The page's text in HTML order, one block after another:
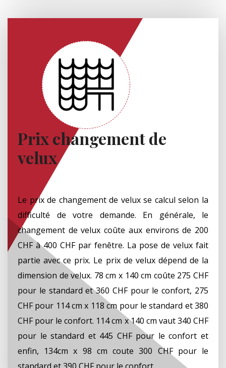
Prix changement de
velux
Le prix de changement de velux se calcul selon la
difficulté de votre demande. En générale, le
changement de velux coûte aux environs de 200
CHF à 400 CHF par fenêtre. La pose de velux fait
partie avec ce prix. Le prix de velux dépend de la
dimension de velux. 78 cm x 140 cm coûte 275 CHF
pour le standard et 360 CHF pour le confort, 275
CHF pour 114 cm x 118 cm pour le standard et 380
CHF pour le confort. 114 cm x 140 cm vaut 340 CHF
pour le standard et 445 CHF pour le confort et
enfin, 134cm x 98 cm coute 300 CHF pour le